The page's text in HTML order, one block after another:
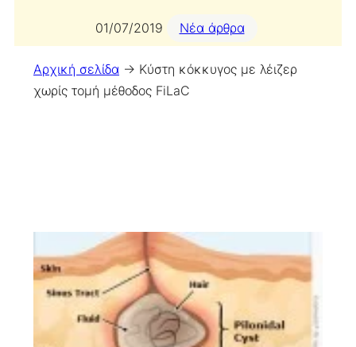
01/07/2019 Νέα άρθρα
Αρχική σελίδα -> Κύστη κόκκυγος με λέιζερ
χωρίς τομή μέθοδος FiLaC